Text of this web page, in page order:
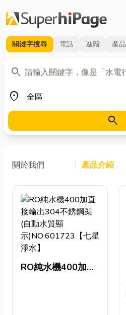
關鍵字搜尋 電話 進階 產品
search
關鍵字
place
地區
search
關於我們 產品介紹
RO純水機400加直